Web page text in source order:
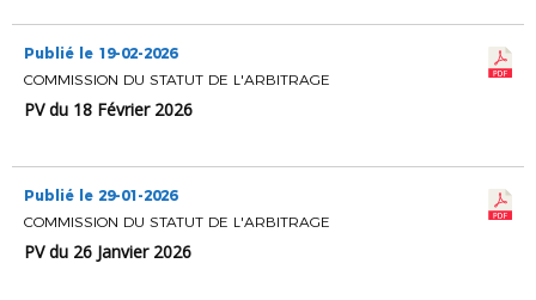
Publié le 19-02-2026
COMMISSION DU STATUT DE L'ARBITRAGE
PV du 18 Février 2026
Publié le 29-01-2026
COMMISSION DU STATUT DE L'ARBITRAGE
PV du 26 Janvier 2026